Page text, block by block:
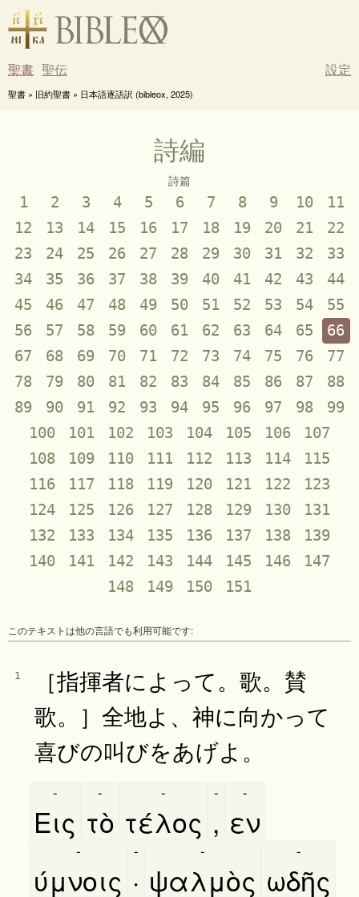
聖書 聖伝 設定
聖書 » 旧約聖書 » 日本語逐語訳 (bibleox, 2025)
詩編
詩篇
1 2 3 4 5 6 7 8 9 10
11
12
13 14 15 16 17 18 19 20 21
22
23
24 25 26 27 28 29 30 31 32
33
34
35 36 37 38 39 40 41 42 43
44
45
46 47 48 49 50 51 52 53 54
55
56
57 58 59 60 61 62 63 64 65
66
67
68 69 70 71 72 73 74 75 76
77
78
79 80 81 82 83 84 85 86 87
88
89
90 91 92 93 94 95 96 97 98
99
100
101 102 103 104 105 106
107
108
109 110 111 112 113 114
115
116
117 118 119 120 121 122
123
124
125 126 127 128 129 130
131
132
133 134 135 136 137 138
139
140
141 142 143 144 145 146
147
148
149 150 151
このテキストは他の言語でも利用可能です:
1
［指揮者によって。歌。賛
歌。］全地よ、神に向かって
喜びの叫びをあげよ。
Εις
-
τὸ
-
τέλος
-
,
-
εν
-
ύμνοις
-
·
-
ψαλμὸς
-
ωδῆς
-